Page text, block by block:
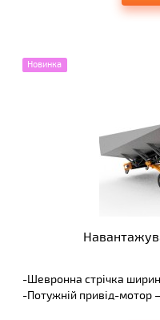
- Виключає просипання
Новинка
-Шевронна стрічка
-Потужній привід-мотор